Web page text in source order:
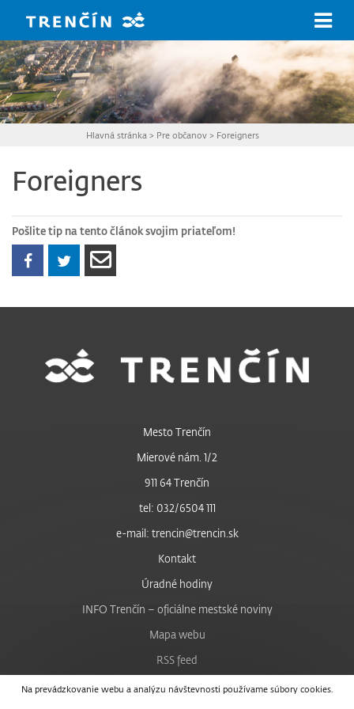
Hlavná stránka > Pre občanov> Foreigners
Foreigners
Pošlite tip na tento článok svojim priateľom!
Na prevádzkovanie webu a analýzu návštevnosti používame súbory cookies.
Mesto Trenčín
Mierové nám. 1/2
911 64 Trenčín
tel: 032/6504 111
e-mail: trencin@trencin.sk
Kontakt
Úradné hodiny
INFO Trenčín – oficiálne mestské noviny
Mapa webu
RSS feed
Nastavenie cookies